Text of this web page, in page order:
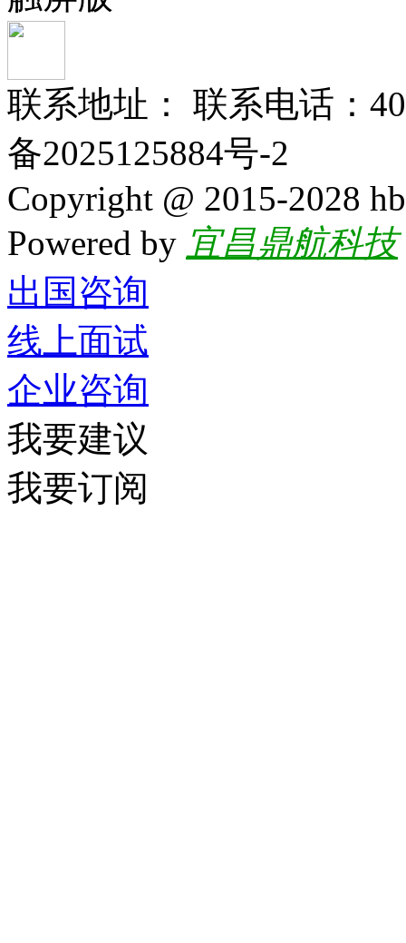
联系地址： 联系电话：
备2025125884号-2
Copyright @ 2015-2028
Powered by 宜昌鼎航科技
出国咨询
线上面试
企业咨询
我要建议
我要订阅